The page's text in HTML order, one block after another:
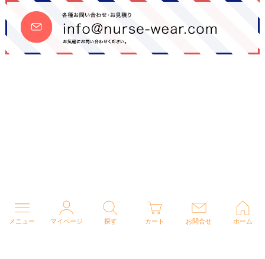
メニュー マイページ 探す カート お問合せ ホーム